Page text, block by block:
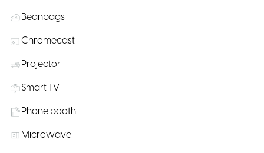
Beanbags
Chromecast
Projector
Smart TV
Phone booth
Microwave